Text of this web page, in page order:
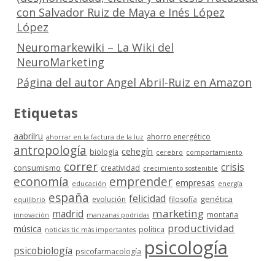
con Salvador Ruiz de Maya e Inés López
López
Neuromarkewiki – La Wiki del
NeuroMarketing
Página del autor Angel Abril-Ruiz en Amazon
Etiquetas
aabrilru ahorrar en la factura de la luz ahorro energético
antropología biología cehegín cerebro comportamiento
consumismo correr creatividad crecimiento sostenible crisis
economía educación emprender empresas energía
equilibrio españa evolución felicidad filosofía genética
innovación madrid manzanas podridas marketing montaña
música noticias tic más importantes política productividad
psicobiología psicofarmacología psicología